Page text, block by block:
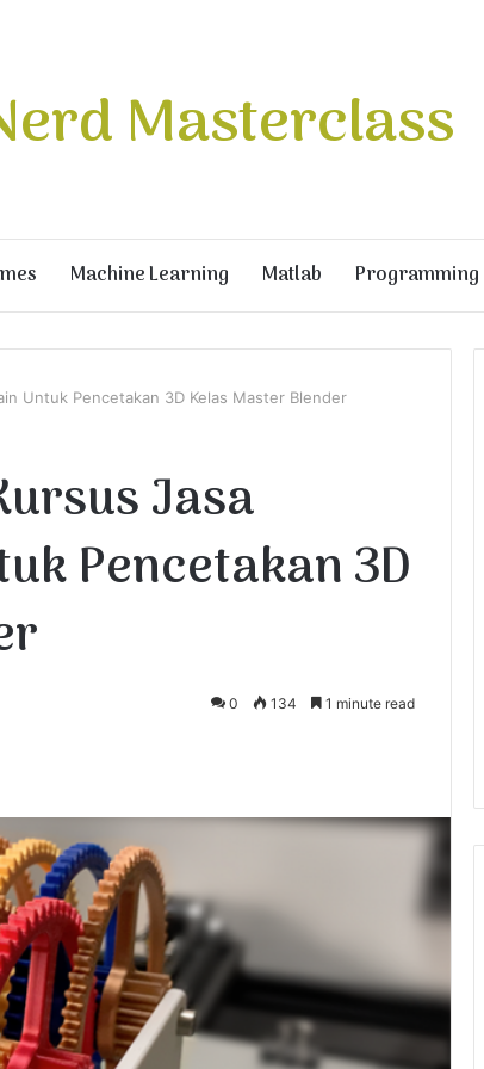
Masterclass
Machine Learning Matlab Programming
Untuk Pencetakan 3D Kelas Master Blender
Jasa
Pencetakan 3D
0 134 1 minute read